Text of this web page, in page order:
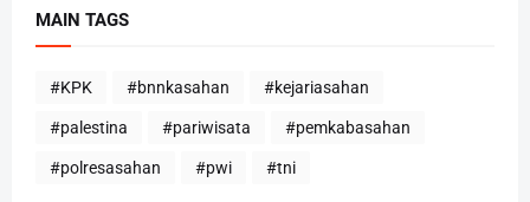
MAIN TAGS
#KPK #bnnkasahan #kejariasahan
#palestina #pariwisata #pemkabasahan
#polresasahan #pwi #tni